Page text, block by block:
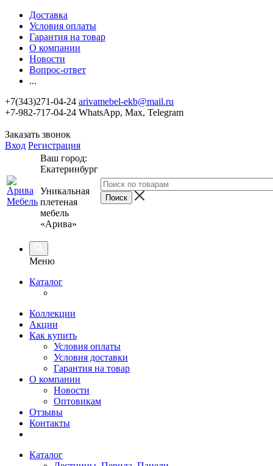
Доставка
Условия оплаты
Гарантия на товар
О компании
Новости
Вопрос-ответ
...
+7(343)271-04-24 arivamebel-ekb@mail.ru
+7-982-717-04-24 WhatsApp, Max, Telegram
Заказать звонок
Вход Регистрация
Ваш город:
Екатеринбург
Уникальная
плетеная
мебель
«Арива»
Меню
Каталог
Коллекции
Акции
Как купить
Условия оплаты
Условия доставки
Гарантия на товар
О компании
Новости
Оптовикам
Отзывы
Контакты
Каталог